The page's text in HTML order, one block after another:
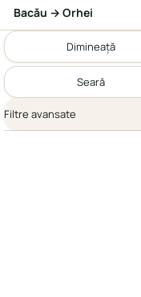
Bacău → Orhei
Dimineață
Seară
Filtre avansate